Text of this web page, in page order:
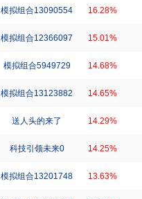
模拟组合13090554 16.28%
模拟组合12366097 15.01%
模拟组合5949729 14.68%
模拟组合13123882 14.65%
送人头的来了 14.29%
科技引领未来0 14.25%
模拟组合13201748 13.63%